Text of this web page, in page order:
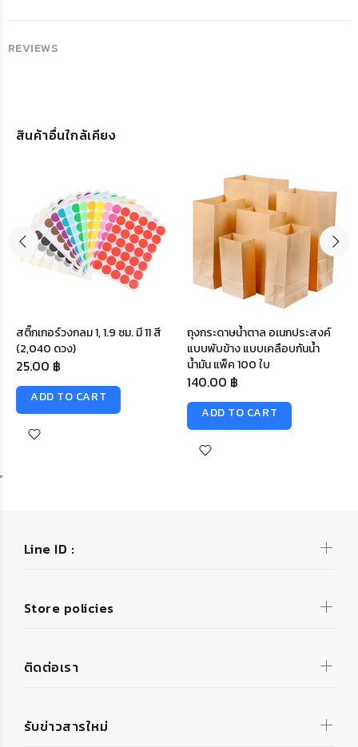
REVIEWS
สินค้าอื่นใกล้เคียง
สติ๊กเกอร์วงกลม 1, 1.9 ซม. มี 11 สี
(2,040 ดวง)
25.00 ฿
ADD TO CART
ถุงกระดาษน้ำตาล อเนกประสงค์
แบบพับข้าง แบบเคลือบกันน้ำ
น้ำมัน แพ็ค 100 ใบ
140.00 ฿
ADD TO CART
Line ID :
Store policies
ติดต่อเรา
รับข่าวสารใหม่